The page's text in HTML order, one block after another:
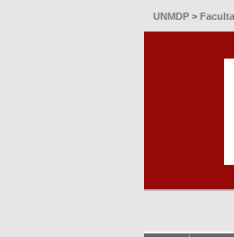
UNMDP >